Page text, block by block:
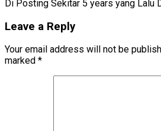
Di Posting Sekitar 5 years yang Lalu
Leave a Reply
Your email address will not be
marked *